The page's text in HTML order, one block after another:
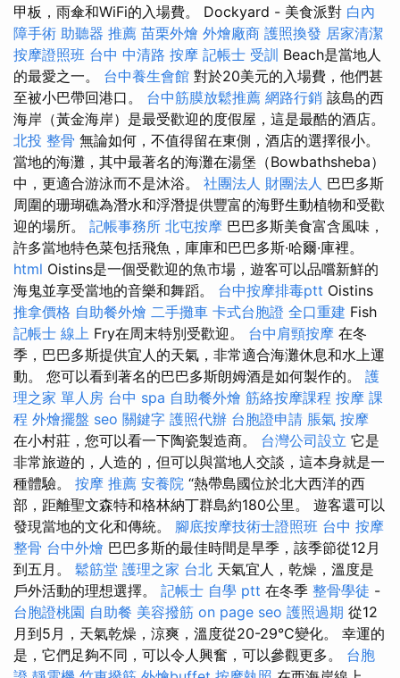
甲板，雨傘和WiFi的入場費。 Dockyard - 美食派對 白內
障手術 助聽器 推薦 苗栗外燴 外燴廠商 護照換發 居家清潔
按摩證照班 台中 中清路 按摩 記帳士 受訓 Beach是當地人
的最愛之一。 台中養生會館 對於20美元的入場費，他們甚
至被小巴帶回港口。 台中筋膜放鬆推薦 網路行銷 該島的西
海岸（黃金海岸）是最受歡迎的度假屋，這是最酷的酒店。
北投 整骨 無論如何，不​​值得留在東側，酒店的選擇很小。
當地的海灘，其中最著名的海灘在湯堡（Bowbathsheba）
中，更適合游泳而不是沐浴。 社團法人 財團法人 巴巴多斯
周圍的珊瑚礁為潛水和浮潛提供豐富的海野生動植物和受歡
迎的場所。 記帳事務所 北屯按摩 巴巴多斯美食富含風味，
許多當地特色菜包括飛魚，庫庫和巴巴多斯·哈爾·庫裡。
html Oistins是一個受歡迎的魚市場，遊客可以品嚐新鮮的
海鬼並享受當地的音樂和舞蹈。 台中按摩排毒ptt Oistins
推拿價格 自助餐外燴 二手攤車 卡式台胞證 全口重建 Fish
記帳士 線上 Fry在周末特別受歡迎。 台中肩頸按摩 在冬
季，巴巴多斯提供宜人的天氣，非常適合海灘休息和水上運
動。 您可以看到著名的巴巴多斯朗姆酒是如何製作的。 護
理之家 單人房 台中 spa 自助餐外燴 筋絡按摩課程 按摩 課
程 外燴擺盤 seo 關鍵字 護照代辦 台胞證申請 脹氣 按摩
在小村莊，您可以看一下陶瓷製造商。 台灣公司設立 它是
非常旅遊的，人造的，但可以與當地人交談，這本身就是一
種體驗。 按摩 推薦 安養院 “熱帶島國位於北大西洋的西
部，距離聖文森特和格林納丁群島約180公里。 遊客還可以
發現當地的文化和傳統。 腳底按摩技術士證照班 台中 按摩
整骨 台中外燴 巴巴多斯的最佳時間是旱季，該季節從12月
到五月。 鬆筋堂 護理之家 台北 天氣宜人，乾燥，溫度是
戶外活動的理想選擇。 記帳士 自學 ptt 在冬季 整骨學徒 -
台胞證桃園 自助餐 美容撥筋 on page seo 護照過期 從12
月到5月，天氣乾燥，涼爽，溫度從20-29°C變化。 幸運的
是，它們足夠不同，可以令人興奮，可以參觀更多。 台胞